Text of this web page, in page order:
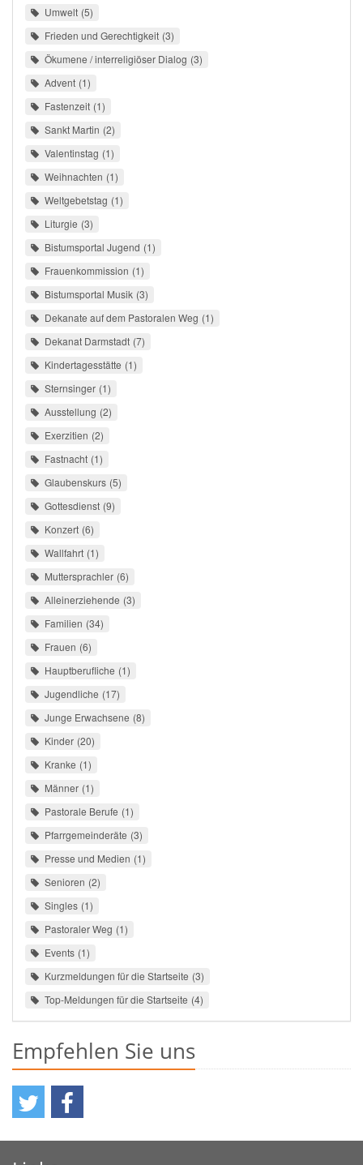
Umwelt 5
Frieden und Gerechtigkeit 3
Ökumene / interreligiöser Dialog 3
Advent 1
Fastenzeit 1
Sankt Martin 2
Valentinstag 1
Weihnachten 1
Weltgebetstag 1
Liturgie 3
Bistumsportal Jugend 1
Frauenkommission 1
Bistumsportal Musik 3
Dekanate auf dem Pastoralen Weg 1
Dekanat Darmstadt 7
Kindertagesstätte 1
Sternsinger 1
Ausstellung 2
Exerzitien 2
Fastnacht 1
Glaubenskurs 5
Gottesdienst 9
Konzert 6
Wallfahrt 1
Muttersprachler 6
Alleinerziehende 3
Familien 34
Frauen 6
Hauptberufliche 1
Jugendliche 17
Junge Erwachsene 8
Kinder 20
Kranke 1
Männer 1
Pastorale Berufe 1
Pfarrgemeinderäte 3
Presse und Medien 1
Senioren 2
Singles 1
Pastoraler Weg 1
Events 1
Kurzmeldungen für die Startseite 3
Top-Meldungen für die Startseite 4
Empfehlen Sie uns